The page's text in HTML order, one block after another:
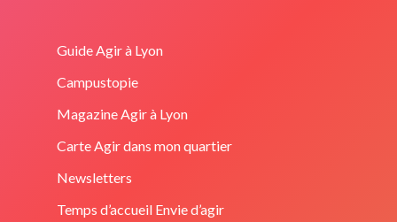
Guide Agir à Lyon
Campustopie
Magazine Agir à Lyon
Carte Agir dans mon quartier
Newsletters
Temps d’accueil Envie d’agir